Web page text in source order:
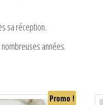
sa réception.
années.
Promo !